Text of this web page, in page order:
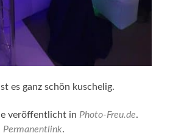
es ganz schön kuschelig.
veröffentlicht in Photo-Freu.de.
Permanentlink.